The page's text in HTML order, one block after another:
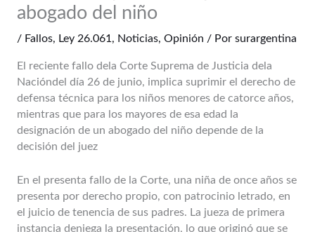
abogado del niño
/ Fallos, Ley 26.061, Noticias, Opinión / Por surargentina
El reciente fallo dela Corte Suprema de Justicia dela
Nacióndel día 26 de junio, implica suprimir el derecho de
defensa técnica para los niños menores de catorce años,
mientras que para los mayores de esa edad la
designación de un abogado del niño depende de la
decisión del juez
En el presenta fallo de la Corte, una niña de once años se
presenta por derecho propio, con patrocinio letrado, en
el juicio de tenencia de sus padres. La jueza de primera
instancia deniega la presentación, lo que originó que se